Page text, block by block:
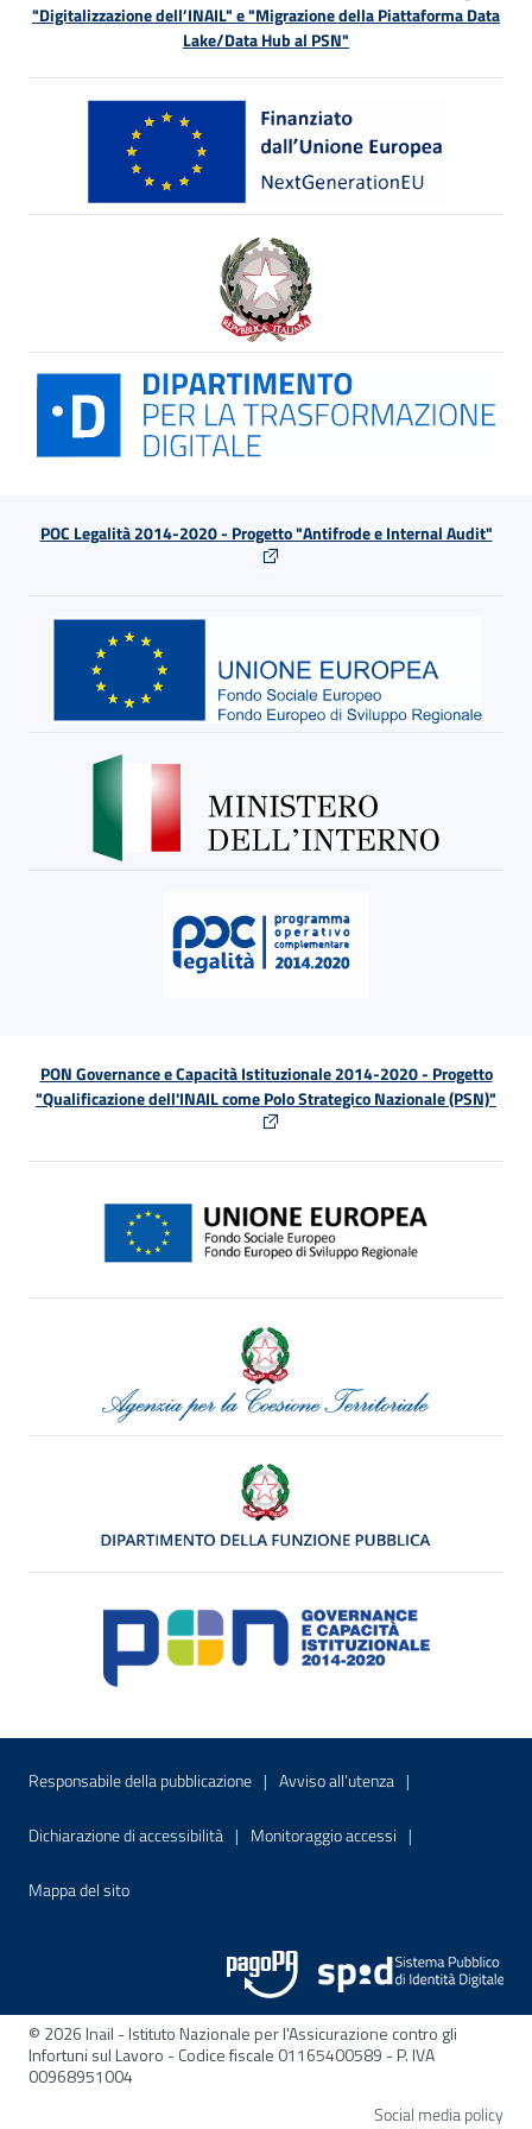
"Digitalizzazione dell’INAIL" e "Migrazione della Piattaforma Data
Lake/Data Hub al PSN"
POC Legalità 2014-2020 - Progetto "Antifrode e Internal Audit"
PON Governance e Capacità Istituzionale 2014-2020 - Progetto
"Qualificazione dell'INAIL come Polo Strategico Nazionale (PSN)"
Menu di servizio
Responsabile della pubblicazione Sito interno - Apre in una nuova
Avviso all’utenza Sito interno -
Dichiarazione di accessibilità Sito interno - Apre in una nuova finestra
Monitoraggio accessi Sito interno -
Mappa del sitoSito interno - Apre nella stessa finestra
© 2026 Inail - Istituto Nazionale per l'Assicurazione contro gli
Infortuni sul Lavoro - Codice fiscale 01165400589 - P. IVA
00968951004
Social media policy